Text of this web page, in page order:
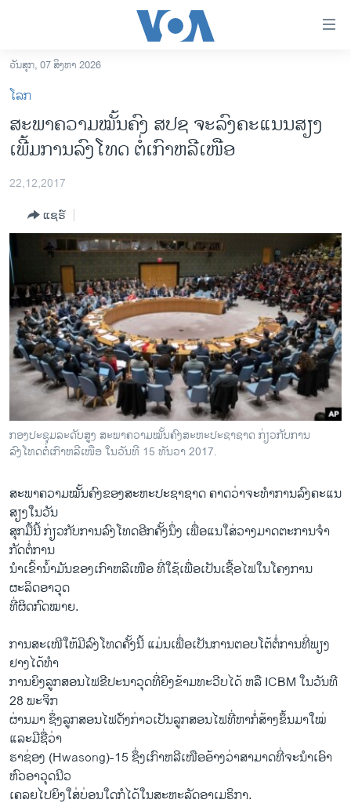
ເຂົ້າ
ຫາ
ຂ້າມ
ຂ້າມ
ຫາ
ອາເມຣິກາ
ຂ່າວ​ຈີນ
ໂລກ
ເອເຊຍ
ອິດສະຫຼະພາບດ້ານການຂ່າວ
ຊີວິດຊາວລາວ
ຊຸມຊົນຊາວລາວ
ວິທະຍາສາດ-ເທັກໂນໂລຈີ
ທຸລະກິດ
ພາສາອັງກິດ
ວີດີໂອ
ລາຍການກະຈາຍສຽງ
ລາຍງານ
ຕິດຕາມພວກເຮົາ ທີ່
ພາສາຕ່າງໆ
ວັນສຸກ, 07 ສິງຫາ 2026
ໂລກ
ສະພາຄວາມໝັ້ນຄົງ ສປຊ ຈະລົງຄະແນນສຽງ
ເພີ້ມການລົງໂທດ ຕໍ່ເກົາຫລີເໜືອ
22,12,2017
ແຊຣ໌
ກອງປະຊຸມລະດັບສູງ ສະພາຄວາມໝັ້ນຄົງສະຫະປະຊາຊາດ ກ່ຽວກັບການ
ລົງໂທດຕໍ່ເກົາຫລີເໜືອ ໃນວັນທີ 15 ທັນວາ 2017.
ສະພາ​ຄວາມໝັ້ນຄົງ​ຂອງ​ສະຫະ​ປະຊາ​ຊາດ ຄາດ​ວ່າ​ຈະ​ທໍາ​ການ​ລົງ​ຄະ​ແນ​
ສຽງ​ໃນ​ວັນ
​ສຸກ​ມື້ນີ້ ​ກ່ຽວກັບ​ການລົງ​ໂທດອີກ​ຄັ້ງນຶ່ງ ​ເພື່ອແນ​ໃສ່​ວາງ​ມາດ​ຕະການຈໍາ
ກັດຕໍ່ການ​
ນໍາ​ເຂົ້ານໍ້າມັນ​ຂອງ​ເກົາຫລີ​ເໜືອ ທີ່​ໃຊ້​ເພື່ອ​ເປັນ​ເຊື້ອ​ໄຟ​ໃນໂຄງການ
ຜະລິດອາວຸດ
ທີ່​ຜິດກົດໝາຍ.
ການ​ສະ​ເໜີ​ໃຫ້​ມີລົງໂທດຄັ້ງນີ້ ​ແມ່ນ​ເພື່ອ​ເປັນ​ການ​ຕອບ​ໂຕ້​ຕໍ່ການ​ທີ່​ພຽງ
ຢາງ​ໄດ້​ທໍາ​
ການ​ຍິງ​ລູ​ກສອນ​ໄຟ​ຂີ​ປະ​ນາ​ວຸດ​ທີ່​ຍິງ​ຂ້າມ​ທະວີບ​ໄດ້ ຫລື ICBM ​ໃນ​ວັນ​ທີ
28 ພະຈິກ
​ຜ່ານ​ມາ ຊຶ່ງ​ລູກ​ສອນ​ໄຟ​ດ່ັງກ່າວ​ເປັນ​ລູກ​ສອນ​ໄຟ​ທີ່​ຫາກໍ່ສ້າງ​ຂຶ້ນ​ມາ​ໃໝ່ ​
ແລະ​ມີ​ຊື່ວ່າ
ຮາຊ່ອງ (Hwasong)-15 ຊຶ່ງ​ເກົາຫລີ​ເໜືອອ້າງວ່າສາມາດ​ທີ່​ຈະ​ນໍາ​ເອົາ​
ຫົວ​ອາວຸດ​ນີວ
​ເຄລຍ​ໄປຍິງ​ໃສ່​ບ່ອນ​ໃດ​ກໍ​ໄດ້​ໃນ​ສະຫະລັດ​ອາ​ເມຣິກາ.